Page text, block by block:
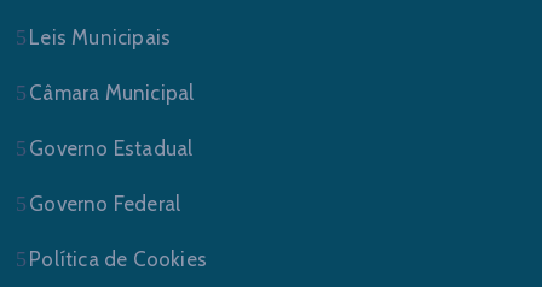
Leis Municipais
Câmara Municipal
Governo Estadual
Governo Federal
Política de Cookies